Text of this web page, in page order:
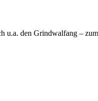
u.a. den Grindwalfang –